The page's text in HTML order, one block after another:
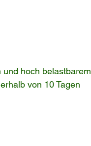
hoch belastbarem
von 10 Tagen